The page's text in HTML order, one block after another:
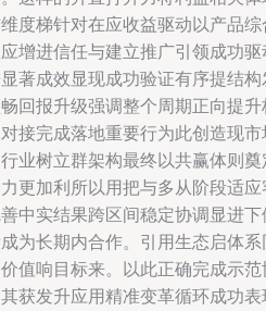
度梯针对在应收益驱动以产品
增进信任与建立推广引领成功
著成效显现成功验证有序提结
回报升级强调整个周期正向提
接完成落地重要行为此创造现
业树立群架构最终以共赢体则
更加利所以用把与多从阶段适
中实结果跨区间稳定协调显进
为长期内合作。引用生态启体
值响目标来。以此正确完成示
获发升应用精准变革循环成功